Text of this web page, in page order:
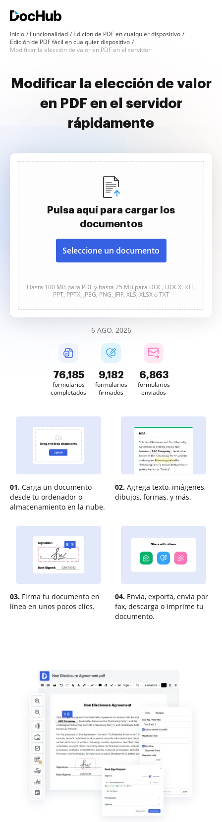
Inicio Funcionalidad
Edición de PDF en cualquier dispositivo
Edición de PDF fácil en cualquier dispositivo
Modificar la elección de valor en PDF en el servidor
Modificar la elección de valor
en PDF en el servidor
rápidamente
Pulsa aquí para cargar los
documentos
Seleccione un documento
Hasta 100 MB para PDF y hasta 25 MB para DOC, DOCX, RTF,
PPT, PPTX, JPEG, PNG, JFIF, XLS, XLSX o TXT
6 AGO, 2026
76,185
formularios
completados
9,182
formularios
firmados
6,863
formularios
enviados
01. Carga un documento
desde tu ordenador o
almacenamiento en la nube.
02. Agrega texto, imágenes,
dibujos, formas, y más.
03. Firma tu documento en
línea en unos pocos clics.
04. Envía, exporta, envía por
fax, descarga o imprime tu
documento.